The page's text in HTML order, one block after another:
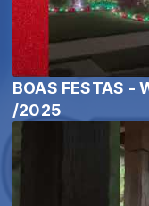
BOAS FESTAS -
/2025